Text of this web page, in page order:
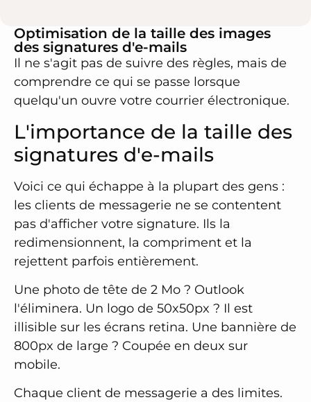
Optimisation de la taille des images
des signatures d'e-mails
Il ne s'agit pas de suivre des règles, mais de
comprendre ce qui se passe lorsque
quelqu'un ouvre votre courrier électronique.
L'importance de la taille des
signatures d'e-mails
Voici ce qui échappe à la plupart des gens :
les clients de messagerie ne se contentent
pas d'afficher votre signature. Ils la
redimensionnent, la compriment et la
rejettent parfois entièrement.
Une photo de tête de 2 Mo ? Outlook
l'éliminera. Un logo de 50x50px ? Il est
illisible sur les écrans retina. Une bannière de
800px de large ? Coupée en deux sur
mobile.
Chaque client de messagerie a des limites.